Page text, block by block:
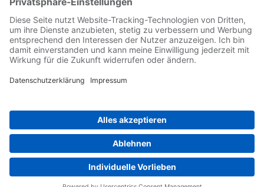
Newsletter
Follow us on...
Home Impressum Privacy
Cookie Choices
Whistleblowing